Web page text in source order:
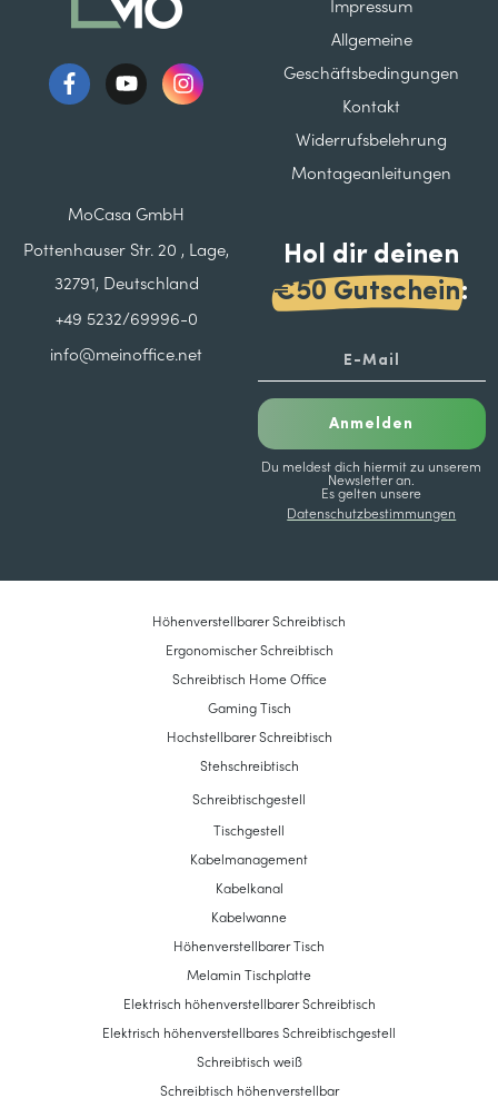
Impressum
Allgemeine
Geschäftsbedingungen
Kontakt
Widerrufsbelehrung
Montageanleitungen
MoCasa GmbH
Pottenhauser Str. 20 , Lage,
32791, Deutschland
+49 5232/69996-0
info@meinoffice.net
Hol dir deinen
€50 Gutschein:
Anmelden
Du meldest dich hiermit zu unserem
Newsletter an.
Es gelten unsere
Datenschutzbestimmungen
Höhenverstellbarer Schreibtisch
Ergonomischer Schreibtisch
Schreibtisch Home Office
Gaming Tisch
Hochstellbarer Schreibtisch
Stehschreibtisch
Schreibtischgestell
Tischgestell
Kabelmanagement
Kabelkanal
Kabelwanne
Höhenverstellbarer Tisch
Melamin Tischplatte
Elektrisch höhenverstellbarer Schreibtisch
Elektrisch höhenverstellbares Schreibtischgestell
Schreibtisch weiß
Schreibtisch höhenverstellbar